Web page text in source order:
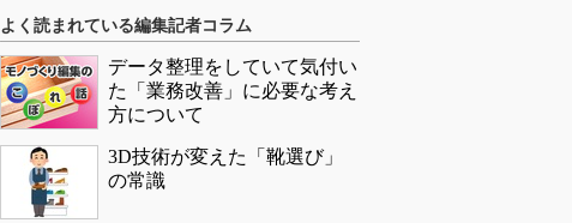
よく読まれている編集記者コラム
データ整理をしていて気付い
た「業務改善」に必要な考え
方について
3D技術が変えた「靴選び」
の常識